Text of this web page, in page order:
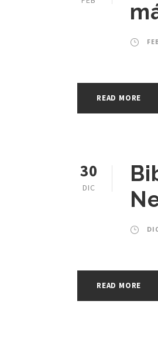
READ MORE
30
DIC
READ MORE